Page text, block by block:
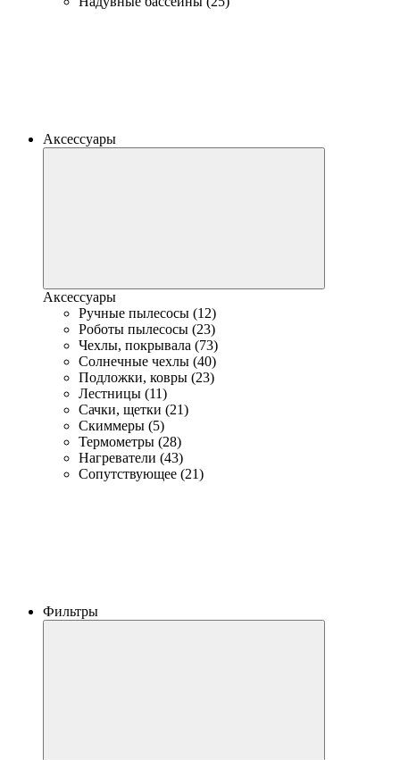
Аксессуары
Аксессуары
Ручные пылесосы (12)
Роботы пылесосы (23)
Чехлы, покрывала (73)
Солнечные чехлы (40)
Подложки, ковры (23)
Лестницы (11)
Сачки, щетки (21)
Скиммеры (5)
Термометры (28)
Нагреватели (43)
Сопутствующее (21)
Фильтры